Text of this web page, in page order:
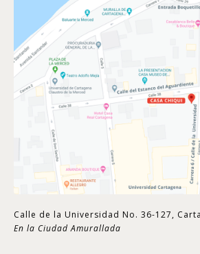
Calle de la Universidad No. 36-127,
En la Ciudad Amurallada